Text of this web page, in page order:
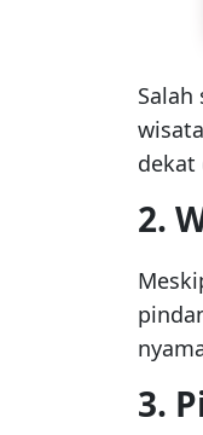
dekat
2.
3.